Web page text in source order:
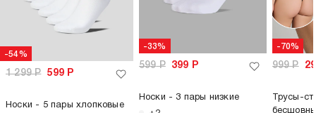
-54%
1 299Р 599 Р
Носки - 5 пары хлопковые
-33%
599Р 399 Р
Носки - 3 пары низкие
-70%
999Р
Трусы-